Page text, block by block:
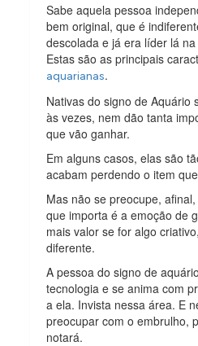
Sabe aquela pessoa
bem original, que é
descolada e já era líder lá
Estas são as principais
aquarianas.
Nativas do signo de Aquário
às vezes, nem dão tanta
que vão ganhar.
Em alguns casos, elas são
acabam perdendo o item
Mas não se preocupe,
que importa é a emoção de
mais valor se for algo
diferente.
A pessoa do signo de
tecnologia e se anima com
a ela. Invista nessa área. E
preocupar com o embrulho,
notará.